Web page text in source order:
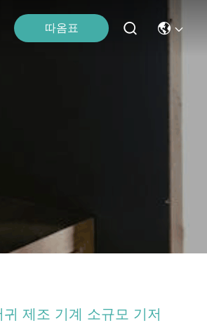
따옴표
제조 기계 소규모 기저